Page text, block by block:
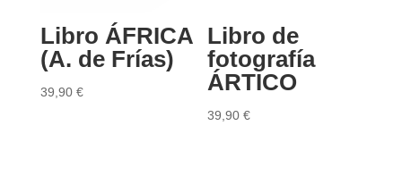
Libro ÁFRICA
(A. de Frías)
39,90 €
Libro de
fotografía
ÁRTICO
39,90€